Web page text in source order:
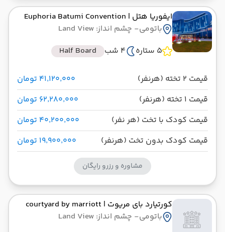
ایفوریا هتل | Euphoria Batumi Convention
باتومی- چشم انداز: Land View
5 ستاره
4 شب Half Board
قیمت 2 تخته (هرنفر)
۴۱٬۱۲۰٬۰۰۰ تومان
قیمت 1 تخته (هرنفر)
۶۲٬۲۸۰٬۰۰۰ تومان
قیمت کودک با تخت (هر نفر)
۴۰٬۲۰۰٬۰۰۰ تومان
قیمت کودک بدون تخت (هرنفر)
۱۹٬۹۰۰٬۰۰۰ تومان
مشاوره و رزرو رایگان
کورتیارد بای مریوت | courtyard by marriott
باتومی- چشم انداز: Land View